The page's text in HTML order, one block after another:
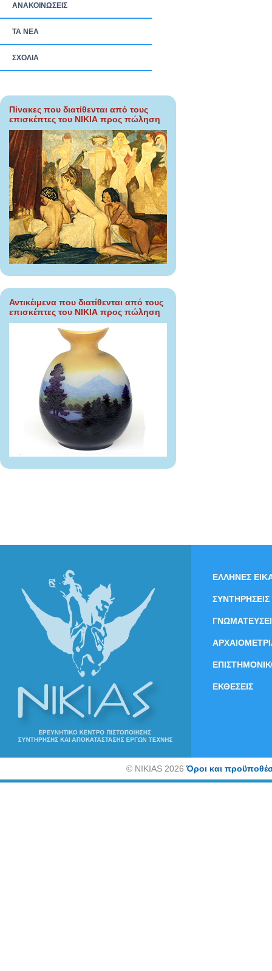
ΑΝΑΚΟΙΝΩΣΕΙΣ
ΤΑ ΝEΑ
ΣΧΟΛΙΑ
Πίνακες που διατίθενται από τους
επισκέπτες του ΝΙΚΙΑ προς πώληση
Αντικέιμενα που διατίθενται από τους
επισκέπτες του ΝΙΚΙΑ προς πώληση
ΕΛΛΗΝΕΣ
ΣΥΝΤΗΡΗΣΕΙΣ
ΕΚΘΕΣΕΙΣ
©NIKIAS 2026Όροι και